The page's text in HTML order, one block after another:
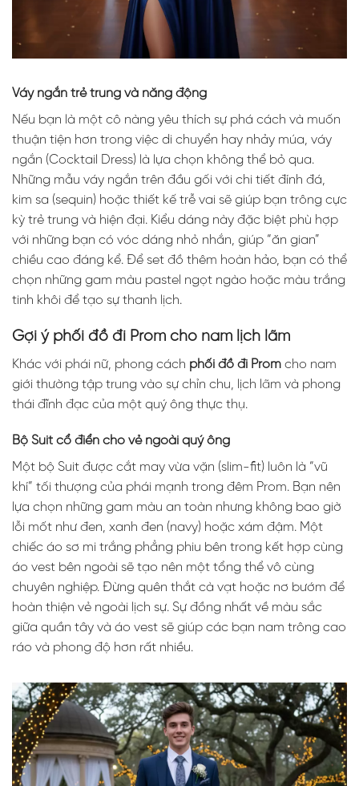
Váy ngắn trẻ trung và năng động
Nếu bạn là một cô nàng yêu thích sự phá cách và muốn
thuận tiện hơn trong việc di chuyển hay nhảy múa, váy
ngắn (Cocktail Dress) là lựa chọn không thể bỏ qua.
Những mẫu váy ngắn trên đầu gối với chi tiết đính đá,
kim sa (sequin) hoặc thiết kế trễ vai sẽ giúp bạn trông cực
kỳ trẻ trung và hiện đại. Kiểu dáng này đặc biệt phù hợp
với những bạn có vóc dáng nhỏ nhắn, giúp “ăn gian”
chiều cao đáng kể. Để set đồ thêm hoàn hảo, bạn có thể
chọn những gam màu pastel ngọt ngào hoặc màu trắng
tinh khôi để tạo sự thanh lịch.
Gợi ý phối đồ đi Prom cho nam lịch lãm
Khác với phái nữ, phong cách phối đồ đi Prom cho nam
giới thường tập trung vào sự chỉn chu, lịch lãm và phong
thái đĩnh đạc của một quý ông thực thụ.
Bộ Suit cổ điển cho vẻ ngoài quý ông
Một bộ Suit được cắt may vừa vặn (slim-fit) luôn là “vũ
khí” tối thượng của phái mạnh trong đêm Prom. Bạn nên
lựa chọn những gam màu an toàn nhưng không bao giờ
lỗi mốt như đen, xanh đen (navy) hoặc xám đậm. Một
chiếc áo sơ mi trắng phẳng phiu bên trong kết hợp cùng
áo vest bên ngoài sẽ tạo nên một tổng thể vô cùng
chuyên nghiệp. Đừng quên thắt cà vạt hoặc nơ bướm để
hoàn thiện vẻ ngoài lịch sự. Sự đồng nhất về màu sắc
giữa quần tây và áo vest sẽ giúp các bạn nam trông cao
ráo và phong độ hơn rất nhiều.